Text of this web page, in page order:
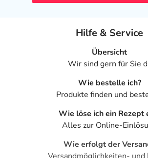
Hilfe & Service
Übersicht
Wir sind gern für Sie
Wie bestelle ich?
Produkte finden und
Wie löse ich ein Rezept
Alles zur Online-
Wie erfolgt der